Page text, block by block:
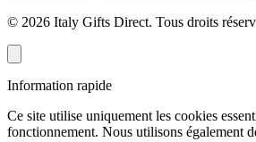
© 2026 Italy Gifts Direct. Tous droits
Information rapide
Ce site utilise uniquement les cookies
fonctionnement. Nous utilisons également